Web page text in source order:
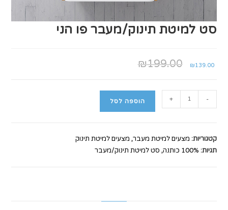
סט למיטת תינוק/מעבר פו הני
₪199.00
המחיר
המקורי
₪139.00
של
תינוק/מעבר
-
+ הוספה לסל
קטגוריות: מצעים למיטת מעבר, מצעים למיטת תינוק
תגיות: 100% כותנה , סט למיטת תינוק/מעבר